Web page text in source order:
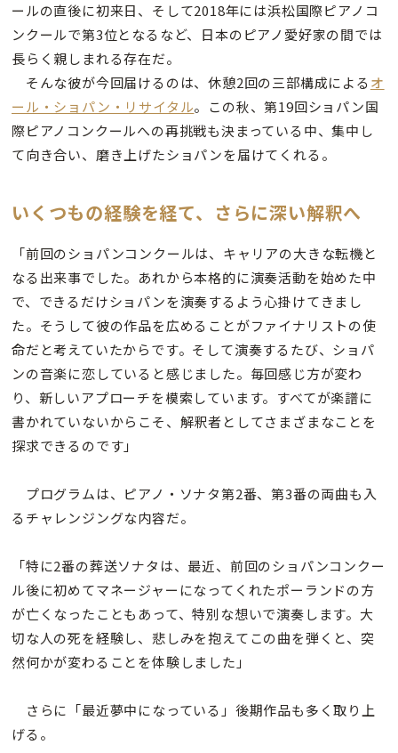
ールの直後に初来日、そして2018年には浜松国際ピアノコ
ンクールで第3位となるなど、日本のピアノ愛好家の間では
長らく親しまれる存在だ。
そんな彼が今回届けるのは、休憩2回の三部構成によるオ
ール・ショパン・リサイタル。この秋、第19回ショパン国
際ピアノコンクールへの再挑戦も決まっている中、集中し
て向き合い、磨き上げたショパンを届けてくれる。
いくつもの経験を経て、さらに深い解釈へ
「前回のショパンコンクールは、キャリアの大きな転機と
なる出来事でした。あれから本格的に演奏活動を始めた中
で、できるだけショパンを演奏するよう心掛けてきまし
た。そうして彼の作品を広めることがファイナリストの使
命だと考えていたからです。そして演奏するたび、ショパ
ンの音楽に恋していると感じました。毎回感じ方が変わ
り、新しいアプローチを模索しています。すべてが楽譜に
書かれていないからこそ、解釈者としてさまざまなことを
探求できるのです」
プログラムは、ピアノ・ソナタ第2番、第3番の両曲も入
るチャレンジングな内容だ。
「特に2番の葬送ソナタは、最近、前回のショパンコンクー
ル後に初めてマネージャーになってくれたポーランドの方
が亡くなったこともあって、特別な想いで演奏します。大
切な人の死を経験し、悲しみを抱えてこの曲を弾くと、突
然何かが変わることを体験しました」
さらに「最近夢中になっている」後期作品も多く取り上
げる。